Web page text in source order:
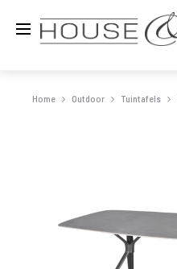
Home Outdoor Tuintafels